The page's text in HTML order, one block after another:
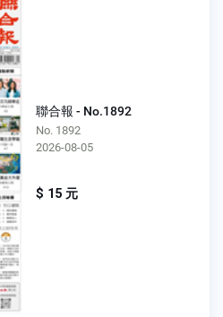
聯合報 - No.1892
No. 1892
2026-08-05
$ 15 元